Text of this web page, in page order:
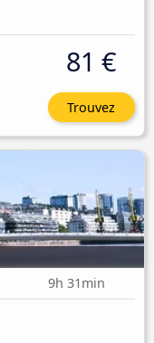
81 €
Trouvez
9h 31min